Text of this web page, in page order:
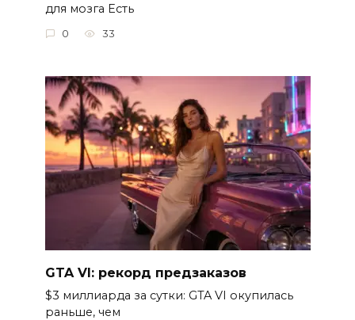
для мозга Есть
0 33
GTA VI: рекорд предзаказов
$3 миллиарда за сутки: GTA VI окупилась
раньше, чем